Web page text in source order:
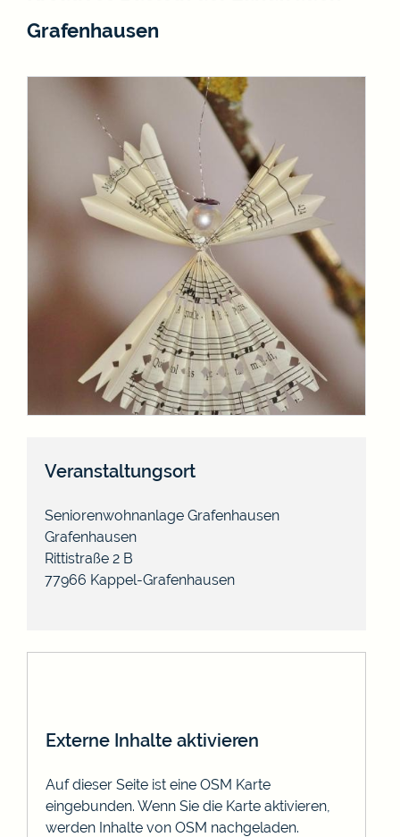
Grafenhausen
Veranstaltungsort
Seniorenwohnanlage Grafenhausen
Grafenhausen
Rittistraße 2 B
77966 Kappel-Grafenhausen
Externe Inhalte aktivieren
Auf dieser Seite ist eine OSM Karte
eingebunden. Wenn Sie die Karte aktivieren,
werden Inhalte von OSM nachgeladen.